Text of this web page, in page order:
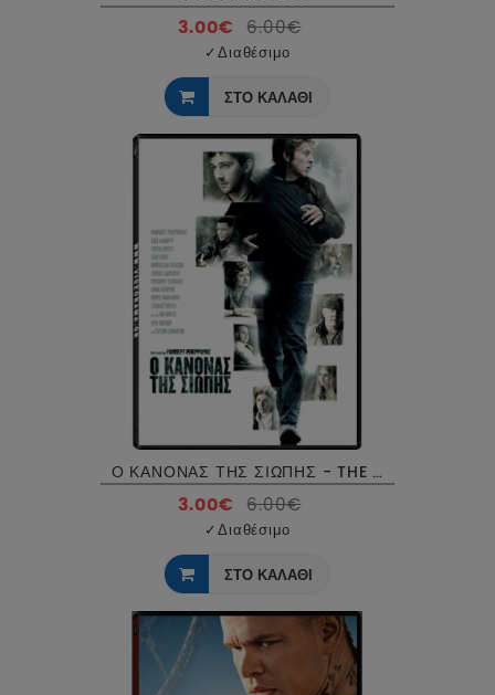
3.00€ 6.00€
✓Διαθέσιμο
ΣΤΟ ΚΑΛΑΘΙ
Ο ΚΑΝΟΝΑΣ ΤΗΣ ΣΙΩΠΗΣ - THE COMPANY YOU KEEP DVD USED
3.00€ 6.00€
✓Διαθέσιμο
ΣΤΟ ΚΑΛΑΘΙ